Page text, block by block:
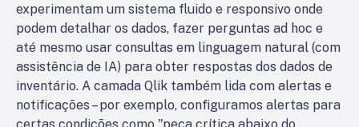
experimentam um sistema fluido e responsivo onde
podem detalhar os dados, fazer perguntas ad hoc e
até mesmo usar consultas em linguagem natural (com
assistência de IA) para obter respostas dos dados de
inventário. A camada Qlik também lida com alertas e
notificações – por exemplo, configuramos alertas para